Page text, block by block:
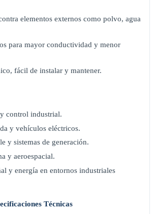
elementos externos como polvo, agua
para mayor conductividad y menor
fácil de instalar y mantener.
control industrial.
y vehículos eléctricos.
y sistemas de generación.
y aeroespacial.
y energía en entornos industriales
Técnicas